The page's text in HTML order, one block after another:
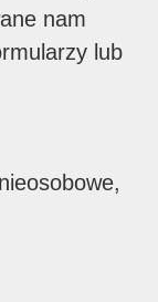
nam
lub